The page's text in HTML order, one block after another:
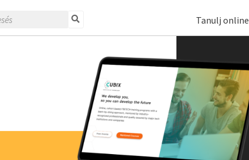
Tanulj online